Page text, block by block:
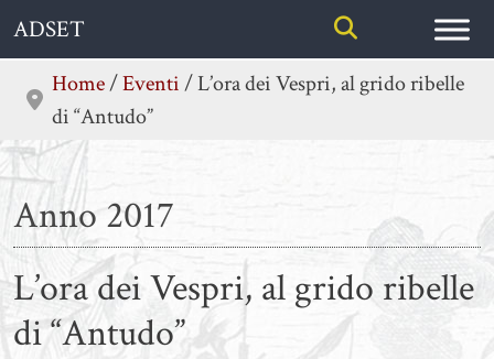
Skip
content
ADSET
Home/Eventi/L’ora dei Vespri, al grido ribelle
di “Antudo”
Anno 2017
L’ora dei Vespri, al grido ribelle
di “Antudo”